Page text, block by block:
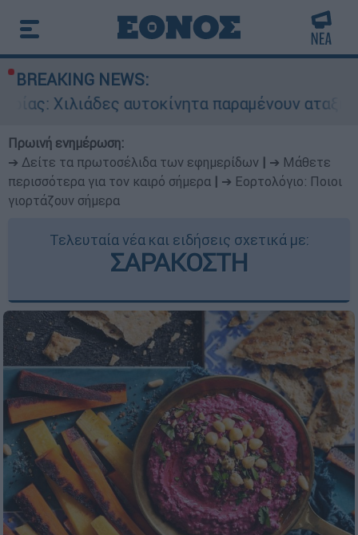
BREAKING NEWS:
αυτοκίνητα παραμένουν αταξινόμητα - Λύση
Πρωινή ενημέρωση:
➔ Δείτε τα πρωτοσέλιδα των εφημερίδων
➔ Μάθετε
περισσότερα για τον καιρό σήμερα
➔ Εορτολόγιο: Ποιοι
γιορτάζουν σήμερα
Τελευταία νέα και ειδήσεις σχετικά με:
ΣΑΡΑΚΟΣΤΗ